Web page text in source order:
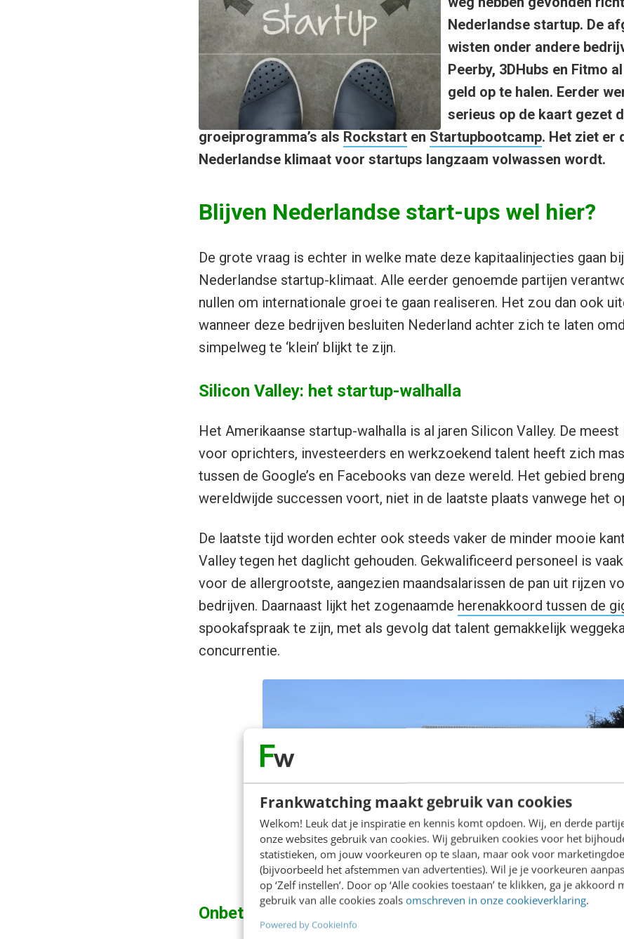
Frankwatching maakt gebruik van cookies
Welkom! Leuk dat je inspiratie en kennis komt opdoen. Wij, en derde
onze websites gebruik van cookies. Wij gebruiken cookies voor het
statistieken, om jouw voorkeuren op te slaan, maar ook voor
(bijvoorbeeld het afstemmen van advertenties). Wil je je voorkeuren
op ‘Zelf instellen’. Door op ‘Alle cookies toestaan’ te klikken, ga je akkoord
gebruik van alle cookies zoals omschreven in onze cookieverklaring.
Powered by CookieInfo
Nederlandse startup. De
wisten onder andere
Peerby, 3DHubs en Fitmo
geld op te halen. Eerder
serieus op de kaart gezet
groeiprogramma’s als Rockstarten Startupbootcamp. Het ziet er
Nederlandse klimaat voor startups langzaam volwassen wordt.
Blijven Nederlandse start-ups wel hier?
De grote vraag is echter in welke mate deze kapitaalinjecties gaan
Nederlandse startup-klimaat. Alle eerder genoemde partijen
nullen om internationale groei te gaan realiseren. Het zou dan ook
wanneer deze bedrijven besluiten Nederland achter zich te laten
simpelweg te ‘klein’ blijkt te zijn.
Silicon Valley: het startup-walhalla
Het Amerikaanse startup-walhalla is al jaren Silicon Valley. De
voor oprichters, investeerders en werkzoekend talent heeft zich
tussen de Google’s en Facebooks van deze wereld. Het gebied
wereldwijde successen voort, niet in de laatste plaats vanwege het
De laatste tijd worden echter ook steeds vaker de minder mooie
Valley tegen het daglicht gehouden. Gekwalificeerd personeel is
voor de allergrootste, aangezien maandsalarissen de pan uit rijzen
bedrijven. Daarnaast lijkt het zogenaamde herenakkoord tussen de
spookafspraak te zijn, met als gevolg dat talent gemakkelijk
concurrentie.
Onbetaalbare huizen